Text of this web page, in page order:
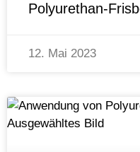
Polyurethan-
12. Mai 2023